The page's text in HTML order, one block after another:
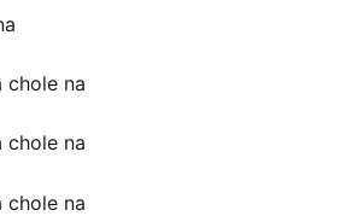
chole na
chole na
chole na